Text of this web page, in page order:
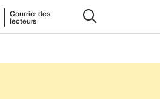
Courrier des
lecteurs